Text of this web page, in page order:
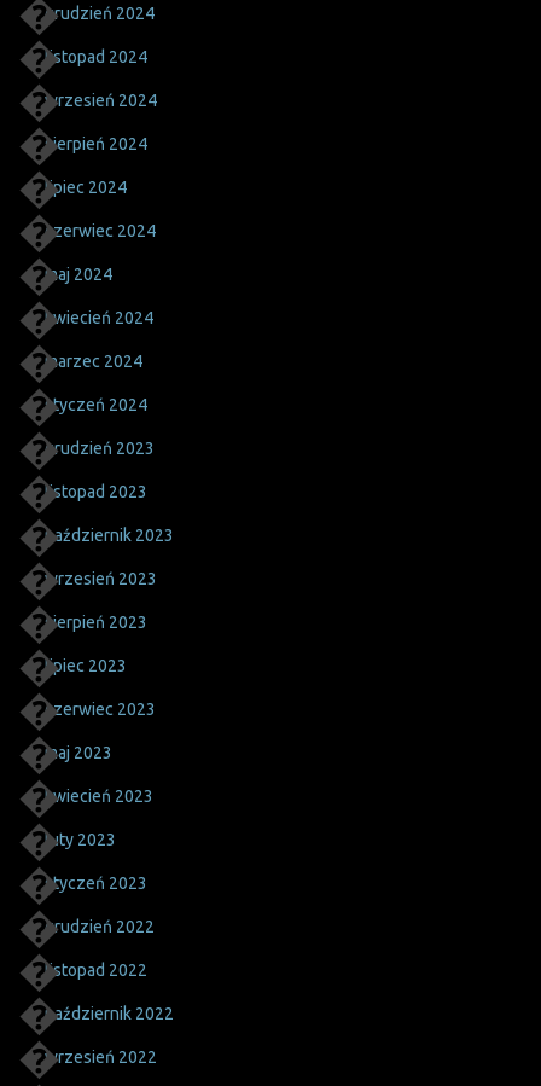
grudzień 2024
listopad 2024
wrzesień 2024
sierpień 2024
lipiec 2024
czerwiec 2024
maj 2024
kwiecień 2024
marzec 2024
styczeń 2024
grudzień 2023
listopad 2023
październik 2023
wrzesień 2023
sierpień 2023
lipiec 2023
czerwiec 2023
maj 2023
kwiecień 2023
luty 2023
styczeń 2023
grudzień 2022
listopad 2022
październik 2022
wrzesień 2022